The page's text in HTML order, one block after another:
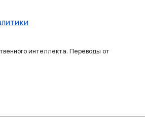
интеллекта. Переводы от